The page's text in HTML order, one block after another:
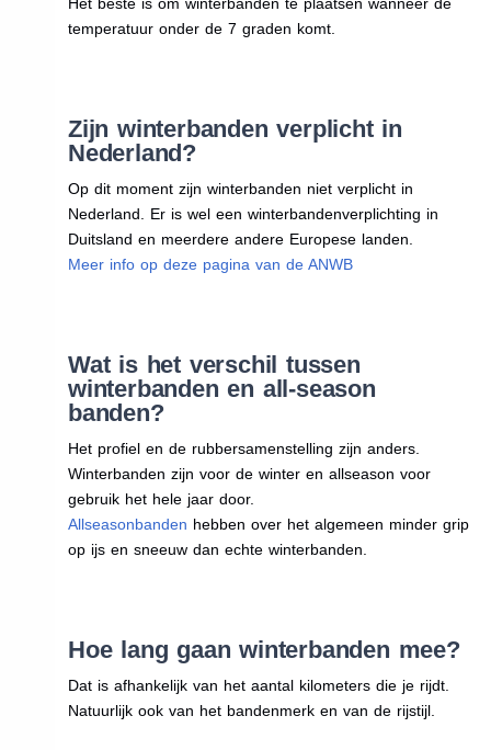
temperatuur onder de 7 graden komt.
Zijn winterbanden verplicht in
Nederland?
Op dit moment zijn winterbanden niet verplicht in
Nederland. Er is wel een winterbandenverplichting in
Duitsland en meerdere andere Europese landen.
Meer info op deze pagina van de ANWB
Wat is het verschil tussen
winterbanden en all-season
banden?
Het profiel en de rubbersamenstelling zijn anders.
Winterbanden zijn voor de winter en allseason voor
gebruik het hele jaar door.
Allseasonbanden hebben over het algemeen minder grip
op ijs en sneeuw dan echte winterbanden.
Hoe lang gaan winterbanden mee?
Dat is afhankelijk van het aantal kilometers die je rijdt.
Natuurlijk ook van het bandenmerk en van de rijstijl.